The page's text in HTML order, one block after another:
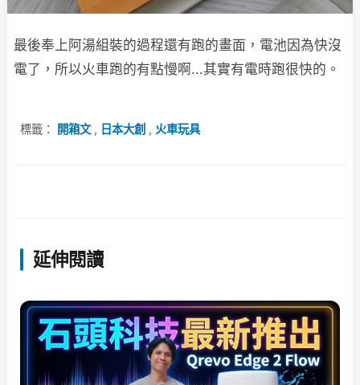
最後奉上阿湯組裝的過程還有跑的畫面，電池因為快沒
電了，所以火車跑的有點慢啊...其實有電時跑很快的。
標籤： 開箱文, 日本大創 , 火車玩具
延伸閱讀